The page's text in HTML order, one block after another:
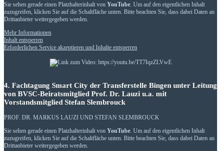
Sie sehen gerade einen Platzhalterinhalt von YouTube . Um auf den eigentlichen Inhalt
zuzugreifen, klicken Sie auf die Schaltfläche unten. Bitte beachten Sie, dass dabei Daten an
Drittanbieter weitergegeben werden.
Mehr Informationen
Inhalt entsperren
Erforderlichen Service akzeptieren und Inhalte entsperren
4. Fachtagung Smart City der Transferstelle Bingen unter Leitung
von BVSC-Beiratsmitglied Prof. Dr. Lauzi u.a. mit
Vorstandsmitglied Stefan Slembrouck
PROF. DR. MARKUS LAUZI UND STEFAN SLEMBROUCK
Sie sehen gerade einen Platzhalterinhalt von YouTube . Um auf den eigentlichen Inhalt
zuzugreifen, klicken Sie auf die Schaltfläche unten. Bitte beachten Sie, dass dabei Daten an
Drittanbieter weitergegeben werden.